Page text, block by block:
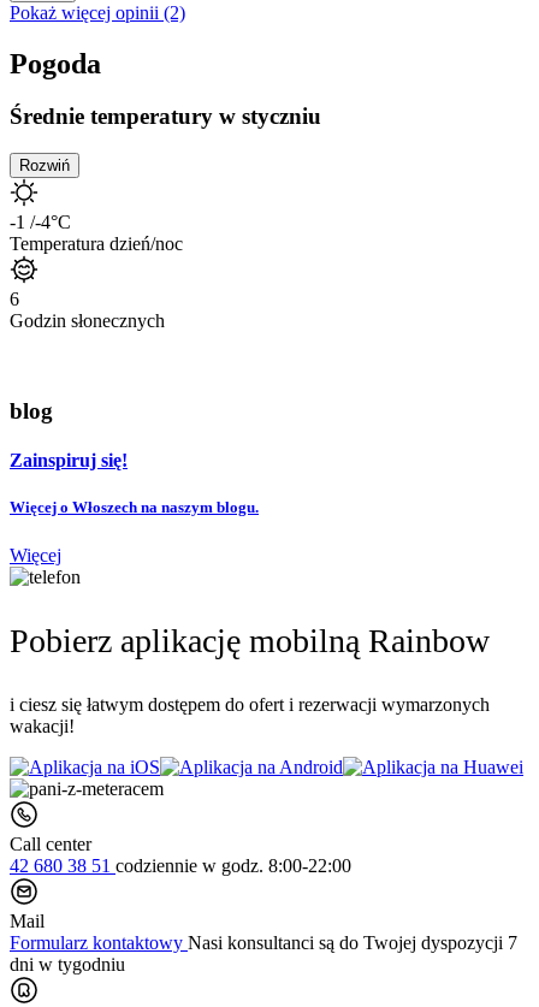
Pokaż więcej opinii (2)
Pogoda
Średnie temperatury w styczniu
Rozwiń
-1 /-4°C
Temperatura dzień/noc
6
Godzin słonecznych
blog
Zainspiruj się!
Więcej o Włoszech na naszym blogu.
Więcej
Pobierz aplikację mobilną Rainbow
i ciesz się łatwym dostępem do ofert i rezerwacji wymarzonych
wakacji!
Call center
42 680 38 51 codziennie w godz. 8:00-22:00
Mail
Formularz kontaktowy Nasi konsultanci są do Twojej dyspozycji 7
dni w tygodniu